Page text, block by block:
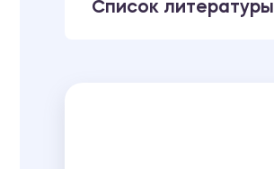
Список литературы